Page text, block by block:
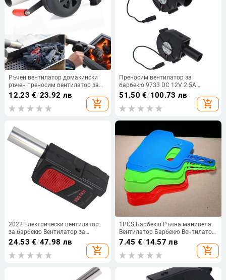
Ръчен вентилатор домакински
ръчен преносим вентилатор за
барбекю малък сешоар
аксесоари за барбекю на открито
инструменти Вентилатор за
12.23 €/23.92 лв
add_shopping_cart
Преносим вентилатор за
барбекю 9733 DC 12V 2.5A
5500R/мин въздушен турбо
вентилатор за барбекю пикник
51.50 €/100.73 лв
add_shopping_cart
2022 Електрически вентилатор
за барбекю Вентилатор за
къмпинг на открито Пикник
Барбекю Инструмент за готвене
Грил Аксесоари Вентилатор за
24.53 €/47.98 лв
add_shopping_cart
1PCS Барбекю Ръчна манивела
Вентилатор Барбекю Вентилатор
Инструмент Ръчно горене Готвач
на открито Къмпинг
7.45 €/14.57 лв
add_shopping_cart